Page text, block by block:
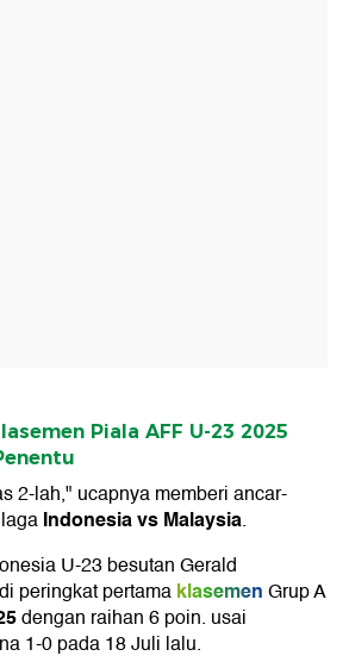
Piala AFF U-23 2025
2-lah," ucapnya memberi ancar-
Indonesia vs Malaysia.
U-23 besutan Gerald
peringkat pertamaklasemenGrup A
dengan raihan 6 poin. usai
1-0 pada 18 Juli lalu.